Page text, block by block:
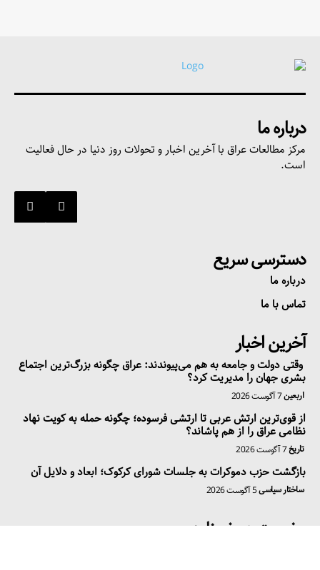
درباره ما
مرکز مطالعات عراق با آخرین اخبار و تحولات روز دنیا در حال فعالیت
است.
دسترسی سریع
درباره ما
تماس با ما
آخرین اخبار
وقتی دولت و جامعه به هم می‌پیوندند: عراق چگونه بزرگ‌ترین اجتماع
بشری جهان را مدیریت کرد؟
اربعین7 آگوست 2026
از قوی‌ترین ارتش عربی تا ارتشی فرسوده؛ چگونه حمله به کویت نهاد
نظامی عراق را از هم پاشاند؟
تاریخ7 آگوست 2026
بازگشت حزب دموکرات به جلسات شورای کرکوک؛ ابعاد و دلایل آن
ساختار سیاسی5 آگوست 2026
عضویت در خبرنامه